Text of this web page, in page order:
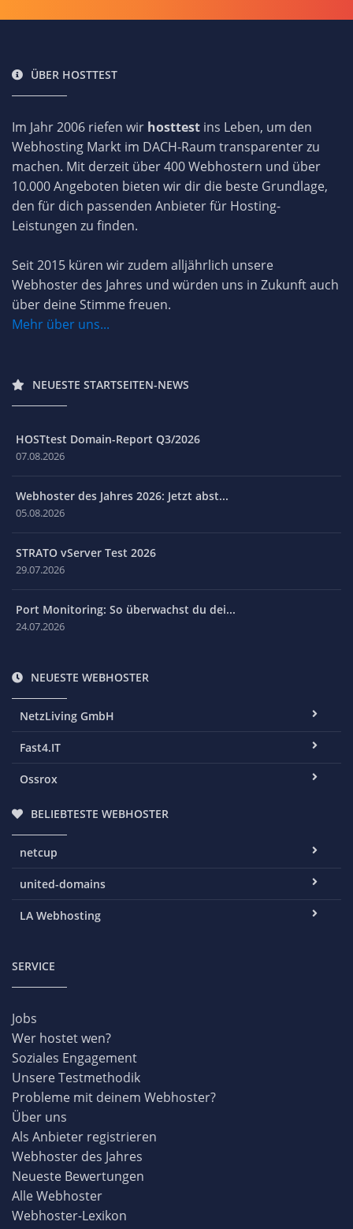
ÜBER HOSTTEST
Im Jahr 2006 riefen wir hosttest ins Leben, um den
Webhosting Markt im DACH-Raum transparenter zu
machen. Mit derzeit über 400 Webhostern und über
10.000 Angeboten bieten wir dir die beste Grundlage,
den für dich passenden Anbieter für Hosting-
Leistungen zu finden.
Seit 2015 küren wir zudem alljährlich unsere
Webhoster des Jahres und würden uns in Zukunft auch
über deine Stimme freuen.
Mehr über uns...
NEUESTE STARTSEITEN-NEWS
HOSTtest Domain-Report Q3/2026
07.08.2026
Webhoster des Jahres 2026: Jetzt abst...
05.08.2026
STRATO vServer Test 2026
29.07.2026
Port Monitoring: So überwachst du dei...
24.07.2026
NEUESTE WEBHOSTER
NetzLiving GmbH
Fast4.IT
Ossrox
BELIEBTESTE WEBHOSTER
netcup
united-domains
LA Webhosting
SERVICE
Jobs
Wer hostet wen?
Soziales Engagement
Unsere Testmethodik
Probleme mit deinem Webhoster?
Über uns
Als Anbieter registrieren
Webhoster des Jahres
Neueste Bewertungen
Alle Webhoster
Webhoster-Lexikon